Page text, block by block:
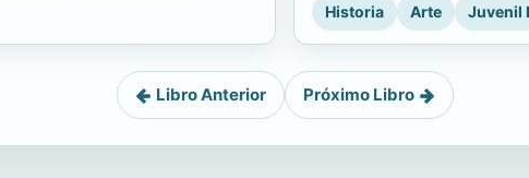
Historia
Arte Juvenil
Libro Anterior Próximo Libro